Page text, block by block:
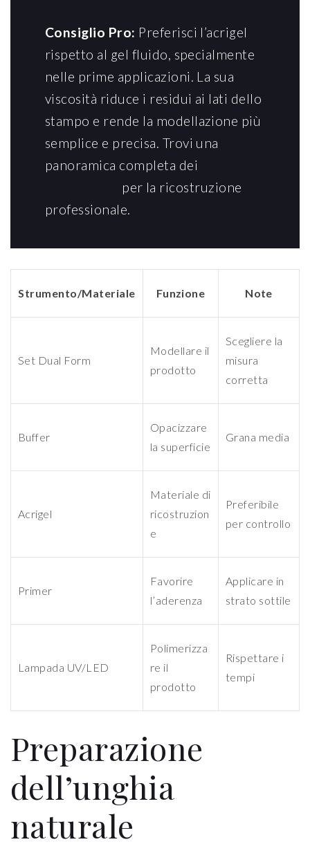
Consiglio Pro: Preferisci l’acrigel
rispetto al gel fluido, specialmente
nelle prime applicazioni. La sua
viscosità riduce i residui ai lati dello
stampo e rende la modellazione più
semplice e precisa. Trovi una
panoramica completa dei
per la ricostruzione
professionale.
Strumento/Materiale Funzione Note
Set Dual Form
Modellare il
prodotto
Scegliere la
misura
corretta
Buffer
Opacizzare
la superficie
Grana media
Acrigel
Materiale di
ricostruzion
e
Preferibile
per controllo
Primer
Favorire
l’aderenza
Applicare in
strato sottile
Lampada UV/LED
Polimerizza
re il
prodotto
Rispettare i
tempi
Preparazione
dell’unghia
naturale